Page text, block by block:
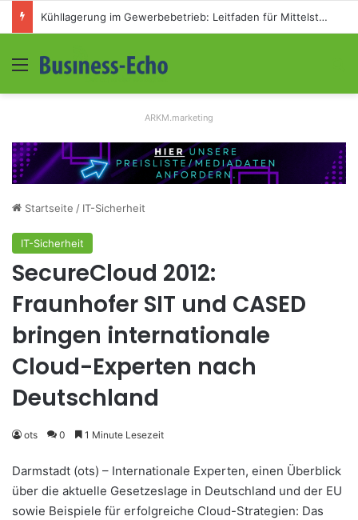
Kühllagerung im Gewerbebetrieb: Leitfaden für Mittelständler
Menü
ARKM.marketing
Startseite / IT-Sicherheit
IT-Sicherheit
SecureCloud 2012:
Fraunhofer SIT und CASED
bringen internationale
Cloud-Experten nach
Deutschland
ots 0 1 Minute Lesezeit
Darmstadt (ots) – Internationale Experten, einen Überblick
über die aktuelle Gesetzeslage in Deutschland und der EU
sowie Beispiele für erfolgreiche Cloud-Strategien: Das